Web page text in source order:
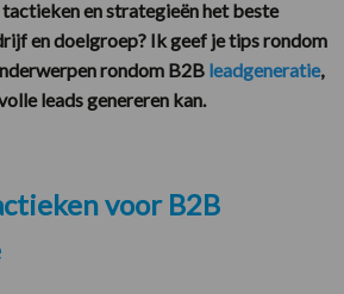
en strategieën het beste
en doelgroep? Ik geef je tips rondom
rondom B2B leadgeneratie,
leads genereren kan.
voor B2B